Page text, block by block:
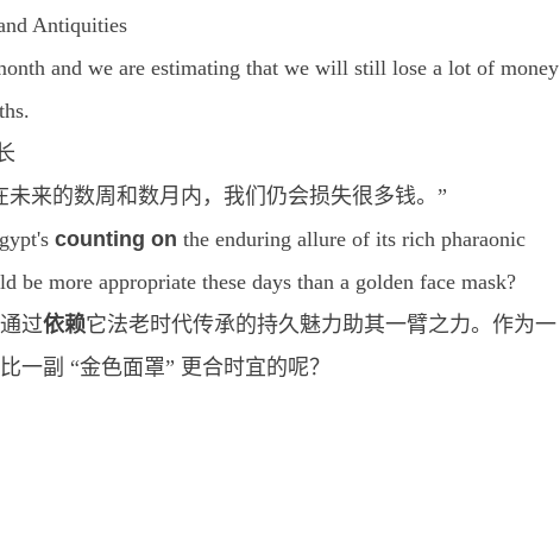
Antiquities
and we are estimating that we will still lose a lot of money
来的数周和数月内，我们仍会损失很多钱。”
counting on the enduring allure of its rich pharaonic
be more appropriate these days than a golden face mask?
过依赖它法老时代传承的持久魅力助其一臂之力。作为一
一副 “金色面罩” 更合时宜的呢？